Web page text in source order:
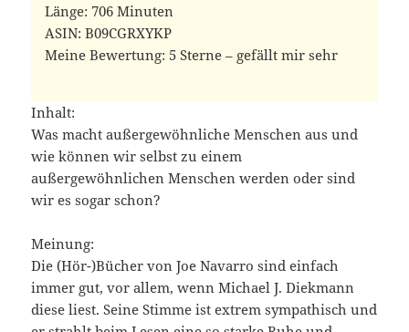
Länge: 706 Minuten
ASIN: B09CGRXYKP
Meine Bewertung: 5 Sterne – gefällt mir sehr
Inhalt:
Was macht außergewöhnliche Menschen aus und
wie können wir selbst zu einem
außergewöhnlichen Menschen werden oder sind
wir es sogar schon?
Meinung:
Die (Hör-)Bücher von Joe Navarro sind einfach
immer gut, vor allem, wenn Michael J. Diekmann
diese liest. Seine Stimme ist extrem sympathisch und